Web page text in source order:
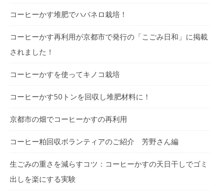
コーヒーかす堆肥でハバネロ栽培！
コーヒーかす再利用が京都市で発行の「こごみ日和」に掲載
されました！
コーヒーかすを使ってキノコ栽培
コーヒーかす50トンを回収し堆肥材料に！
京都市の畑でコーヒーかすの再利用
コーヒー粕回収ボランティアのご紹介 芳野さん編
生ごみの重さを減らすコツ：コーヒーかすの天日干しでゴミ
出しを楽にする実験